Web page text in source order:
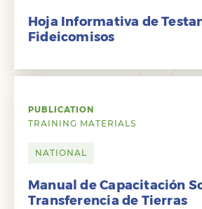
Hoja Informativa de
Fideicomisos
PUBLICATION
TRAINING MATERIALS
NATIONAL
Manual de Capacitación
Transferencia de Tierras